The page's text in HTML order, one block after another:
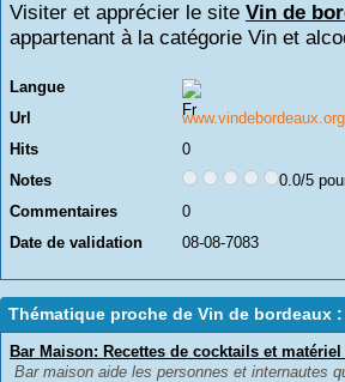
Visiter et apprécier le site Vin de
appartenant à la catégorie Vin et
Langue
Url
www.vindebordeaux.org
Hits
0
Notes
0.0/5
Commentaires
0
Date de validation
08-08-7083
Thématique proche de Vin de bordeaux
Bar Maison: Recettes de cocktails et
Bar maison aide les personnes et internautes